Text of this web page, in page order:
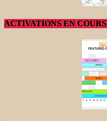
ACTIVATIONS EN COURS